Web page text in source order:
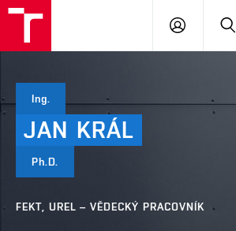
PŘIHLÁSIT
Ing.
JAN KRÁL
Ph.D.
FEKT, UREL – VĚDECKÝ PRACOVNÍK